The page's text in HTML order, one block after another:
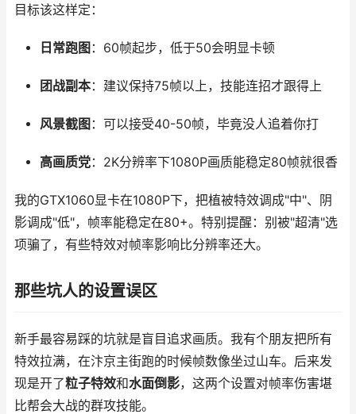
目标该这样定：
日常跑图 ：60帧起步，低于50会明显卡顿
团战副本：建议保持75帧以上，技能连招才跟得上
风景截图 ：可以接受40-50帧，毕竟没人追着你打
高画质党：2K分辨率下1080P画质能稳定80帧就很香
我的GTX1060显卡在1080P下，把植被特效调成"中"、阴
影调成"低"，帧率能稳定在80+。特别提醒：别被"超清"选
项骗了，有些特效对帧率影响比分辨率还大。
那些坑人的设置误区
新手最容易踩的坑就是盲目追求画质。我有个朋友把所有
特效拉满，在汴京主街跑的时候帧数像坐过山车。后来发
现是开了粒子特效和水面倒影，这两个设置对帧率伤害堪
比帮会大战的群攻技能。